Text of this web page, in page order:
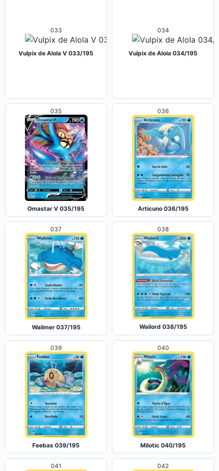
033
Vulpix de Alola V 033/195
034
Vulpix de Alola 034/195
035
Omastar V 035/195
036
Articuno 036/195
037
Wailmer 037/195
038
Wailord 038/195
039
Feebas 039/195
040
Milotic 040/195
041 042